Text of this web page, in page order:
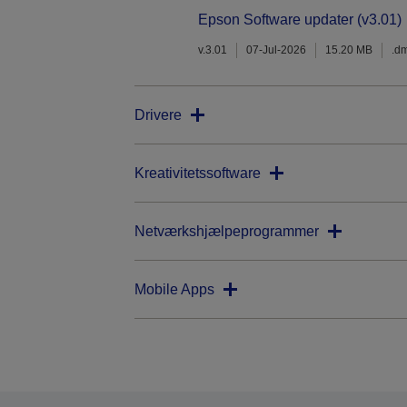
Epson Software updater (v3.01)
v.3.01 07-Jul-2026 15.20 MB
Drivere
Kreativitetssoftware
Netværkshjælpeprogrammer
Mobile Apps